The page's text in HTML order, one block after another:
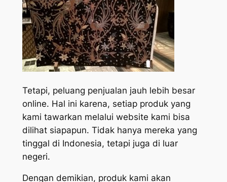
Tetapi, peluang penjualan jauh lebih besar
online. Hal ini karena, setiap produk yang
kami tawarkan melalui website kami bisa
dilihat siapapun. Tidak hanya mereka yang
tinggal di Indonesia, tetapi juga di luar
negeri.
Dengan demikian, produk kami akan